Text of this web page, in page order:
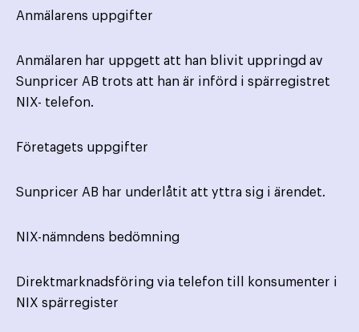
Anmälarens uppgifter
Anmälaren har uppgett att han blivit uppringd av
Sunpricer AB trots att han är införd i spärregistret
NIX- telefon.
Företagets uppgifter
Sunpricer AB har underlåtit att yttra sig i ärendet.
NIX-nämndens bedömning
Direktmarknadsföring via telefon till konsumenter i
NIX spärregister